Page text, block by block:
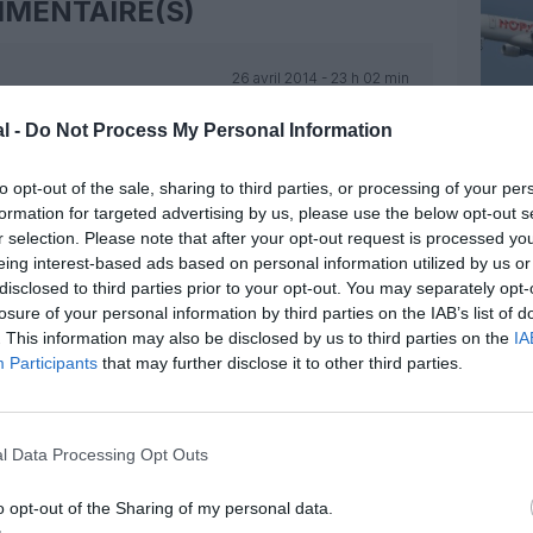
- Do Not Process My Personal Information
opt-out of the sale, sharing to third parties, or processing of your
for targeted advertising by us, please use the below opt-out
selection. Please note that after your opt-out request is processed
interest-based ads based on personal information utilized by us
to third parties prior to your opt-out. You may separately
of your personal information by third parties on the IAB’s list of
This information may also be disclosed by us to third parties on the
Participants that may further disclose it to other third parties.
Data Processing Opt Outs
opt-out of the Sharing of my personal data.
26 avril 2014 - 23 h 02 min
Santé , contribuable!
27 avril 2014 - 7 h 51 min
sur tous les articles
voir. Allez zou…
RÉPONDRE
bien pire.